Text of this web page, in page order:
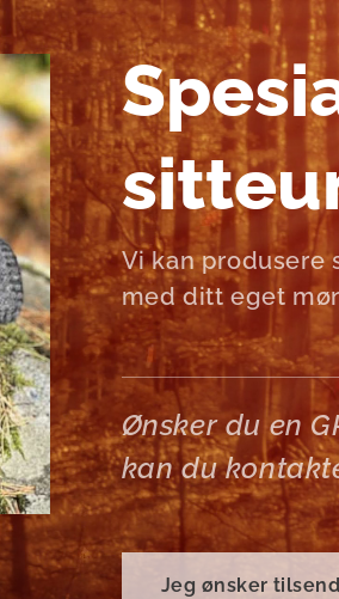
Vi kan produsere
med ditt eget
Ønsker du en
kan du
Jeg ønsker